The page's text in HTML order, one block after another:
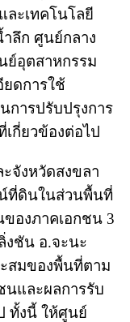
ละเทคโนโลยี
ำลึก ศูนย์กลาง
ย์อุตสาหกรรม
ยดการใช้
การปรับปรุงการ
กี่ยวข้องต่อไป
ะจังหวัดสงขลา
ที่ดินในส่วนพื้นที่
ของภาคเอกชน 3
งชัน อ.จะนะ
สมของพื้นที่ตาม
นและผลการรับ
ทั้งนี้ ให้ศูนย์